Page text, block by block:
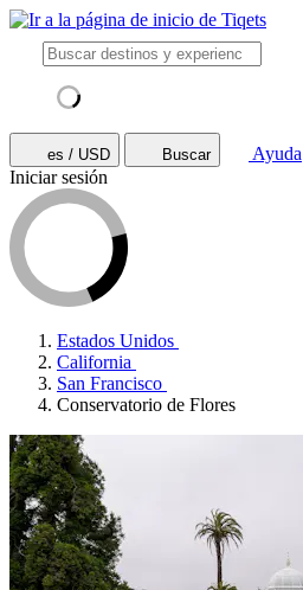
es / USD Buscar
Ayuda
Iniciar sesión
Estados Unidos
California
San Francisco
Conservatorio de Flores